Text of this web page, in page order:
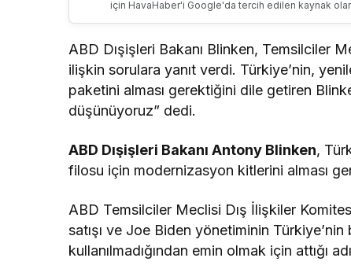
için HavaHaber'i Google'da tercih edilen kaynak
ABD Dışişleri Bakanı Blinken, Temsilciler
ilişkin sorulara yanıt verdi. Türkiye’nin,
paketini alması gerektiğini dile getiren
düşünüyoruz” dedi.
ABD Dışişleri Bakanı Antony Blinken,
filosu için modernizasyon kitlerini alması
ABD Temsilciler Meclisi Dış İlişkiler
satışı ve Joe Biden yönetiminin Türkiye’nin
kullanılmadığından emin olmak için attığı